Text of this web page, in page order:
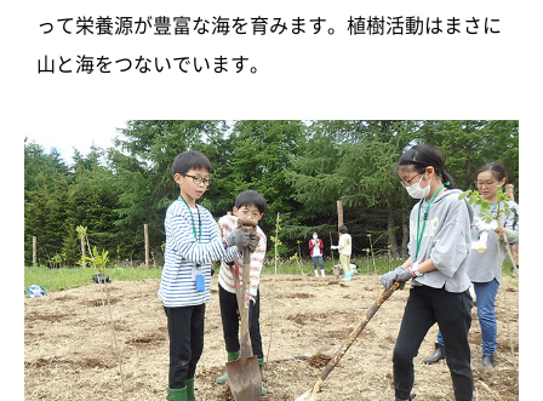
って栄養源が豊富な海を育みます。植樹活動はまさに
山と海をつないでいます。